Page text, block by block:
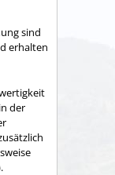
sind
erhalten
der